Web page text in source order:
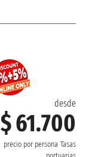
desde
$ 61.700
precio por persona Tasas